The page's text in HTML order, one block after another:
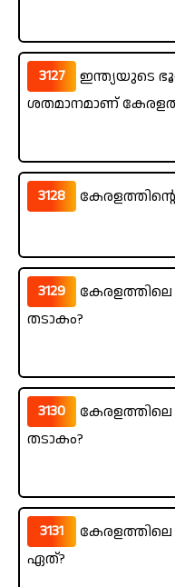
3127
ഇന്ത്യയുടെ
ശതമാനമാണ്
3128
3129
തടാകം?
3130
തടാകം?
3131
ഏത്?